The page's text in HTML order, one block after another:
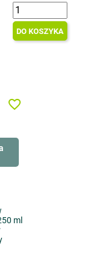
DO KOSZYKA
ml
favorite_border